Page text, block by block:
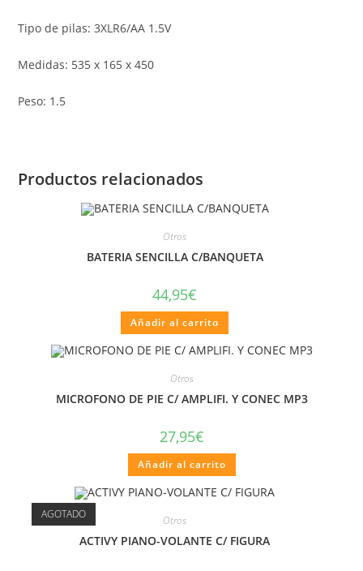
Tipo de pilas: 3XLR6/AA 1.5V
Medidas: 535 x 165 x 450
Peso: 1.5
Productos relacionados
Otros
BATERIA SENCILLA C/BANQUETA
44,95€
Añadir al carrito
Otros
MICROFONO DE PIE C/ AMPLIFI. Y CONEC MP3
27,95€
Añadir al carrito
AGOTADO Otros
ACTIVY PIANO-VOLANTE C/ FIGURA